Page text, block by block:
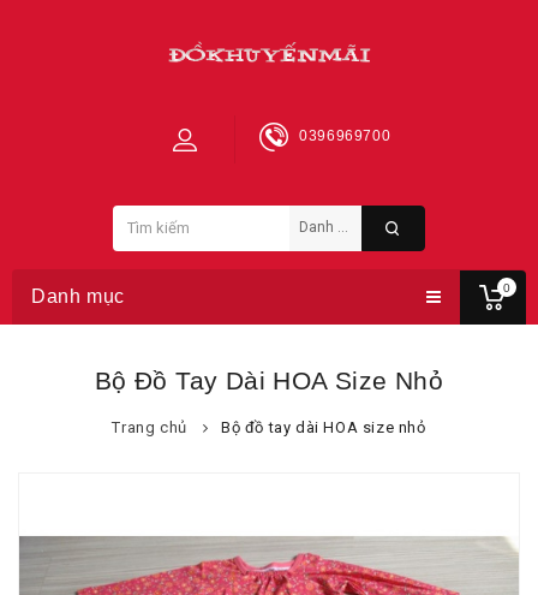
0
0396969700
Danh mục
Bộ Đồ Tay Dài HOA Size Nhỏ
Trang chủ Bộ đồ tay dài HOA size nhỏ